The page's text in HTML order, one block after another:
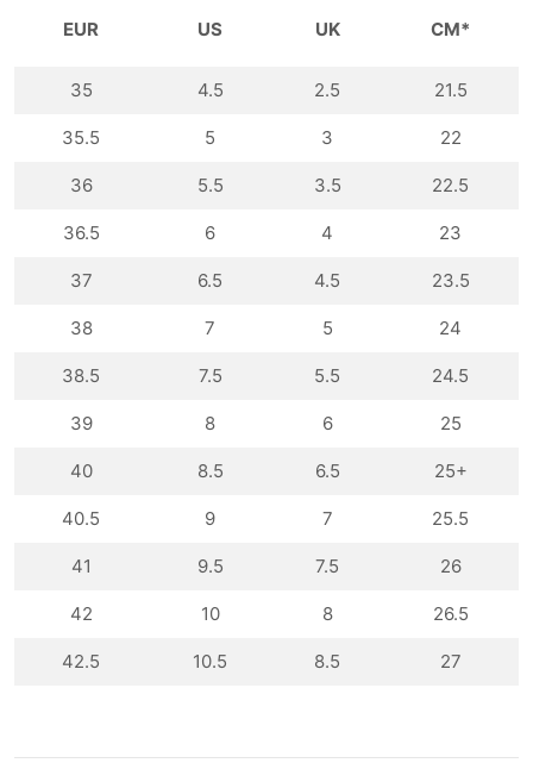
EUR US UK CM*
35 4.5 2.5 21.5
35.5 5 3 22
36 5.5 3.5 22.5
36.5 6 4 23
37 6.5 4.5 23.5
38 7 5 24
38.5 7.5 5.5 24.5
39 8 6 25
40 8.5 6.5 25+
40.5 9 7 25.5
41 9.5 7.5 26
42 10 8 26.5
42.5 10.5 8.5 27